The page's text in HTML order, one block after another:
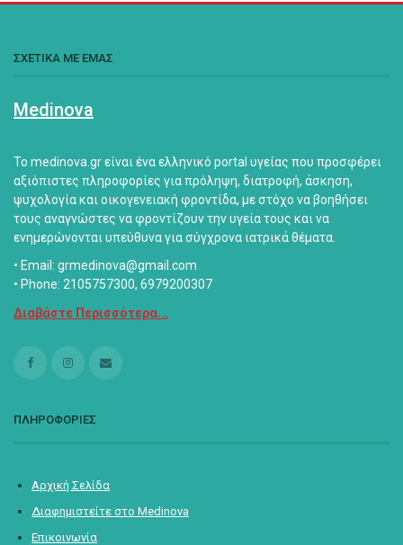
ΣΧΕΤΙΚΑ ΜΕ ΕΜΑΣ
Medinova
Το medinova.gr είναι ένα ελληνικό portal υγείας που προσφέρει
αξιόπιστες πληροφορίες για πρόληψη, διατροφή, άσκηση,
ψυχολογία και οικογενειακή φροντίδα, με στόχο να βοηθήσει
τους αναγνώστες να φροντίζουν την υγεία τους και να
ενημερώνονται υπεύθυνα για σύγχρονα ιατρικά θέματα.
• Email: grmedinova@gmail.com
• Phone: 2105757300, 6979200307
Διαβάστε Περισσότερα...
ΠΛΗΡΟΦΟΡΙΕΣ
Αρχική Σελίδα
Διαφημιστείτε στο Medinova
Επικοινωνία